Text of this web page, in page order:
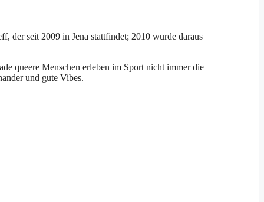
der seit 2009 in Jena stattfindet; 2010 wurde daraus
queere Menschen erleben im Sport nicht immer die
und gute Vibes.